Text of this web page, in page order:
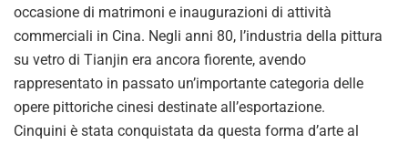
occasione di matrimoni e inaugurazioni di attività
commerciali in Cina. Negli anni 80, l’industria della pittura
su vetro di Tianjin era ancora fiorente, avendo
rappresentato in passato un’importante categoria delle
opere pittoriche cinesi destinate all’esportazione.
Cinquini è stata conquistata da questa forma d’arte al